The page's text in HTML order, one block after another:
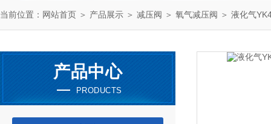
当前位置： 网站首页 ＞ 产品展示 ＞ 减压阀 ＞ 氧气减压阀 ＞ 液化气
产品中心
PRODUCTS